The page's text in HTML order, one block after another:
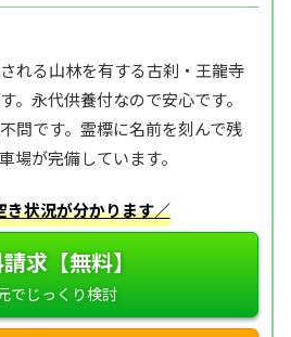
れる山林を有する古刹・王龍寺
。永代供養付なので安心です。
問です。霊標に名前を刻んで残
場が完備しています。
き状況が分かります／
求【無料】